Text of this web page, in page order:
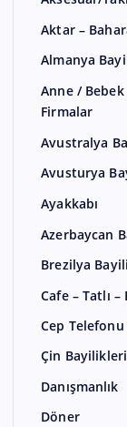
Aktar –
Almanya
Anne /
Firmalar
Avustralya
Avusturya
Ayakkabı
Azerbaycan
Brezilya
Cafe – Tatlı –
Cep
Çin Bayilikleri
Danışmanlık
Döner